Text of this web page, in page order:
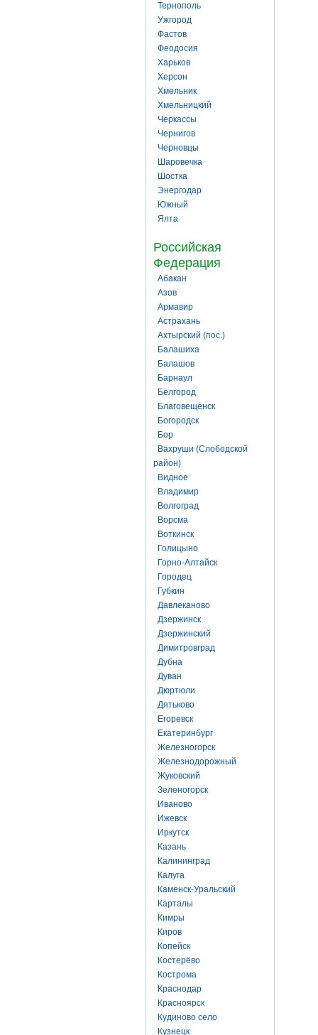
Тернополь
Ужгород
Фастов
Феодосия
Харьков
Херсон
Хмельник
Хмельницкий
Черкассы
Чернигов
Черновцы
Шаровечка
Шостка
Энергодар
Южный
Ялта
Российская
Федерация
Абакан
Азов
Армавир
Астрахань
Ахтырский (пос.)
Балашиха
Балашов
Барнаул
Белгород
Благовещенск
Богородск
Бор
Вахруши (Слободской
район)
Видное
Владимир
Волгоград
Ворсма
Воткинск
Голицыно
Горно-Алтайск
Городец
Губкин
Давлеканово
Дзержинск
Дзержинский
Димитровград
Дубна
Дуван
Дюртюли
Дятьково
Егоревск
Екатеринбург
Железногорск
Железнодорожный
Жуковский
Зеленогорск
Иваново
Ижевск
Иркутск
Казань
Калининград
Калуга
Каменск-Уральский
Карталы
Кимры
Киров
Копейск
Костерёво
Кострома
Краснодар
Красноярск
Кудиново село
Кузнецк